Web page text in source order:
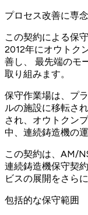
プロセス改善に専念
この契約による保
2012年にオウトク
善し、 最先端のモ
取り組みます。
保守作業場は、プ
ルの施設に移転さ
され、オウトクン
中、連続鋳造機の
この契約は、AM/
連続鋳造機保守契
ビスの展開をさら
包括的な保守範囲